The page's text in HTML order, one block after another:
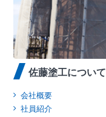
佐藤塗工について
会社概要
社員紹介